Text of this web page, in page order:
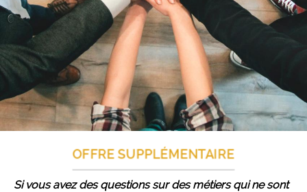
OFFRE SUPPLÉMENTAIRE
Si vous avez des questions sur des métiers qui ne sont